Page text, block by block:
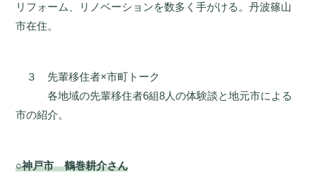
リフォーム、リノベーションを数多く手がける。丹波篠山
市在住。
３ 先輩移住者×市町トーク
各地域の先輩移住者6組8人の体験談と地元市による
市の紹介。
○神戸市 鶴巻耕介さん